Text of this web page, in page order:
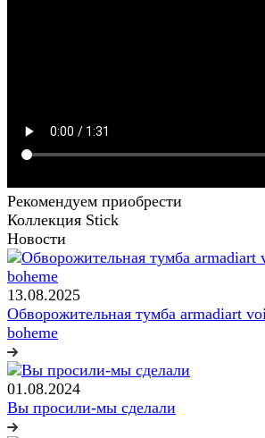
Рекомендуем приобрести
Коллекция Stick
Новости
13.08.2025
Обворожительная тумба armadiart
boheme
01.08.2024
Вы просили-мы сделали